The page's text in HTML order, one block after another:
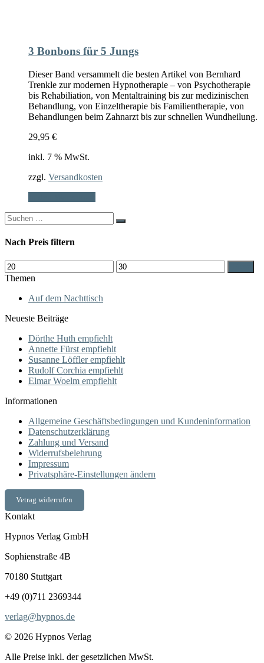
3 Bonbons für 5 Jungs
Dieser Band versammelt die besten Artikel von Bernhard
Trenkle zur modernen Hypnotherapie – von Psychotherapie
bis Rehabiliation, von Mentaltraining bis zur medizinischen
Behandlung, von Einzeltherapie bis Familientherapie, von
Behandlungen beim Zahnarzt bis zur schnellen Wundheilung.
29,95 €
inkl. 7 % MwSt.
zzgl. Versandkosten
Search
for:
Nach Preis filtern
Min.
Preis
Max.
Preis
Themen
Auf dem Nachttisch
Neueste Beiträge
Dörthe Huth empfiehlt
Annette Fürst empfiehlt
Susanne Löffler empfiehlt
Rudolf Corchia empfiehlt
Elmar Woelm empfiehlt
Informationen
Allgemeine Geschäftsbedingungen und Kundeninformation
Datenschutzerklärung
Zahlung und Versand
Widerrufsbelehrung
Impressum
Privatsphäre-Einstellungen ändern
Vetrag widerrufen
Kontakt
Hypnos Verlag GmbH
Sophienstraße 4B
70180 Stuttgart
+49 (0)711 2369344
verlag@hypnos.de
© 2026 Hypnos Verlag
Alle Preise inkl. der gesetzlichen MwSt.